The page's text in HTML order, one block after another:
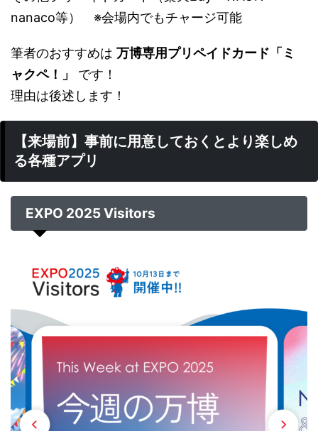
nanaco等） ※会場内でもチャージ可能
筆者のおすすめは 万博専用プリペイドカード「ミ
ャクペ！」
です！
理由は後述します！
【来場前】事前に用意しておくとより楽しめ
る各種アプリ
EXPO 2025 Visitors